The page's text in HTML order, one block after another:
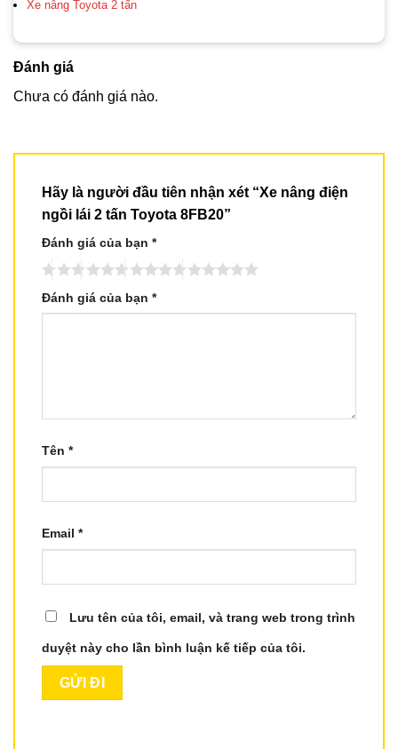
Xe nâng Toyota 2 tấn
Đánh giá
Chưa có đánh giá nào.
Hãy là người đầu tiên nhận xét “Xe nâng điện
ngồi lái 2 tấn Toyota 8FB20”
Đánh giá của bạn *
Đánh giá của bạn *
Tên *
Email *
Lưu tên của tôi, email, và trang web trong trình
duyệt này cho lần bình luận kế tiếp của tôi.